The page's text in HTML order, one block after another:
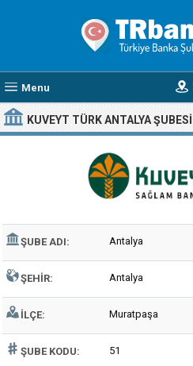
Menu
KUVEYT TÜRK ANTALYA ŞUBESI
ŞUBE ADI: Antalya
ŞEHIR: Antalya
İLÇE: Muratpaşa
ŞUBE KODU: 51